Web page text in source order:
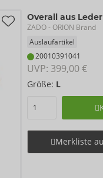
Overall aus Leder
ZADO- ORION Brand
Auslaufartikel
20010391041
UVP: 399,00 €
Größe: L
Merkliste